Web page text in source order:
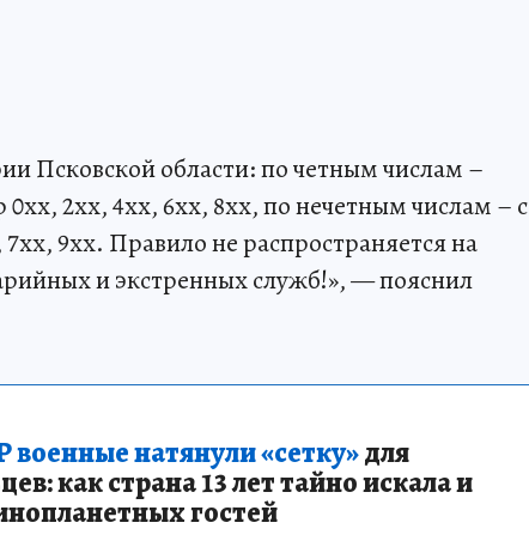
Псковской области: по четным числам –
2хх, 4хх, 6хх, 8хх, по нечетным числам – с
9хх. Правило не распространяется на
и экстренных служб!», — пояснил
натянули «сетку»для
как страна 13 лет тайно искала и
гостей